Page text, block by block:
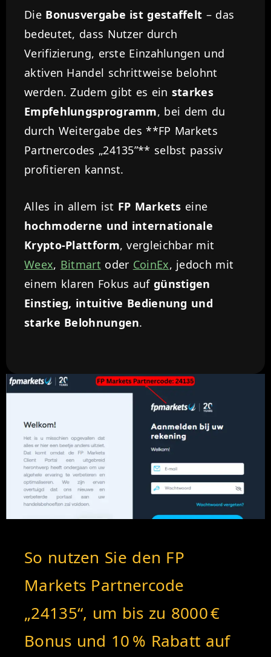
Die Bonusvergabe ist gestaffelt – das
bedeutet, dass Nutzer durch
Verifizierung, erste Einzahlungen und
aktiven Handel schrittweise belohnt
werden. Zudem gibt es ein starkes
Empfehlungsprogramm, bei dem du
durch Weitergabe des **FP Markets
Partnercodes „24135”** selbst passiv
profitieren kannst.
Alles in allem ist FP Markets eine
hochmoderne und internationale
Krypto-Plattform, vergleichbar mit
Weex, Bitmart oder CoinEx, jedoch mit
einem klaren Fokus auf günstigen
Einstieg, intuitive Bedienung und
starke Belohnungen.
So nutzen Sie den FP
Markets Partnercode
„24135“, um bis zu 8000 €
Bonus und 10 % Rabatt auf